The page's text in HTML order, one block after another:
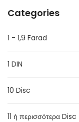
Categories
1 - 1,9 Farad
1 DIN
10 Disc
11 ή περισσότερα Disc